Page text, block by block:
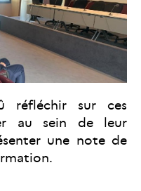
réfléchir sur ces
au sein de leur
une note de